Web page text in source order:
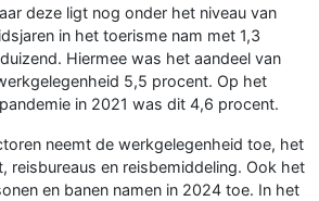
deze ligt nog onder het niveau van
in het toerisme nam met 1,3
Hiermee was het aandeel van
5,5 procent. Op het
in 2021 was dit 4,6 procent.
neemt de werkgelegenheid toe, het
reisbureaus en reisbemiddeling. Ook het
en banen namen in 2024 toe. In het